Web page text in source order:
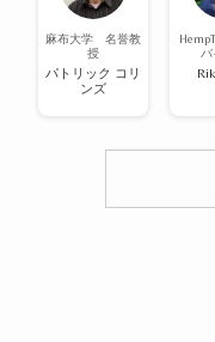
麻布大学 名誉教
授
パトリック コリ
ンズ
バ